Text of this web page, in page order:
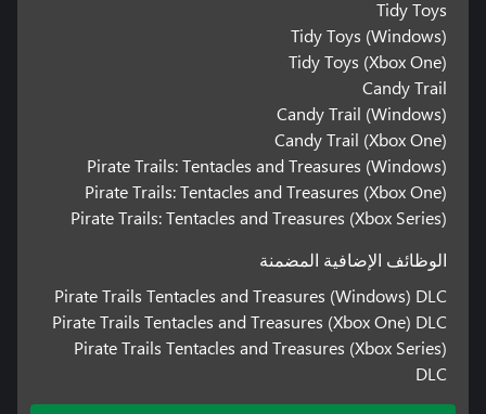
Tidy Toys
Tidy Toys (Windows)
Tidy Toys (Xbox One)
Candy Trail
Candy Trail (Windows)
Candy Trail (Xbox One)
Pirate Trails: Tentacles and Treasures (Windows)
Pirate Trails: Tentacles and Treasures (Xbox One)
Pirate Trails: Tentacles and Treasures (Xbox Series)
الوظائف الإضافية المضمنة
Pirate Trails Tentacles and Treasures (Windows) DLC
Pirate Trails Tentacles and Treasures (Xbox One) DLC
Pirate Trails Tentacles and Treasures (Xbox Series)
DLC